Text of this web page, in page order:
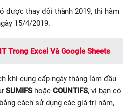
được thay đổi thành 2019, thì hàm
15/4/2019.
Trong Excel Và Google Sheets
khi cung cấp ngày tháng làm đầu
SUMIFS hoặc COUNTIFS, vì bạn có
cách sử dụng các giá trị năm,